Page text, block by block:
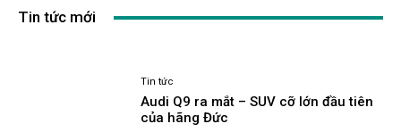
Tin tức mới
Tin tức
Audi Q9 ra mắt – SUV cỡ lớn đầu tiên
của hãng Đức